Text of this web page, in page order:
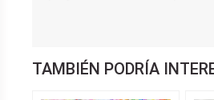
TAMBIÉN PODRÍA